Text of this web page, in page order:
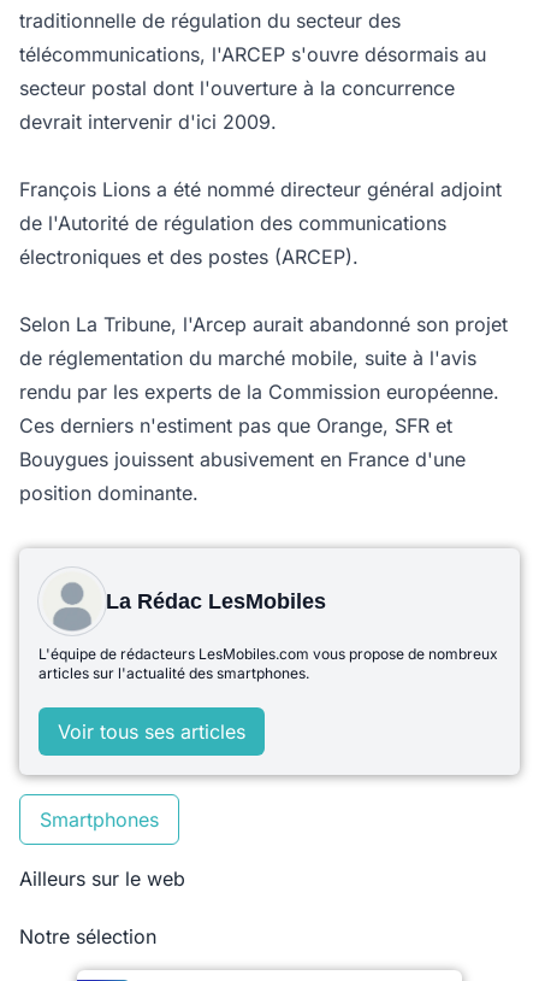
traditionnelle de régulation du secteur des
télécommunications, l'ARCEP s'ouvre désormais au
secteur postal dont l'ouverture à la concurrence
devrait intervenir d'ici 2009.
François Lions a été nommé directeur général adjoint
de l'Autorité de régulation des communications
électroniques et des postes (ARCEP).
Selon La Tribune, l'Arcep aurait abandonné son projet
de réglementation du marché mobile, suite à l'avis
rendu par les experts de la Commission européenne.
Ces derniers n'estiment pas que Orange, SFR et
Bouygues jouissent abusivement en France d'une
position dominante.
La Rédac LesMobiles
L'équipe de rédacteurs LesMobiles.com vous propose de nombreux
articles sur l'actualité des smartphones.
Voir tous ses articles
Smartphones
Ailleurs sur le web
Notre sélection